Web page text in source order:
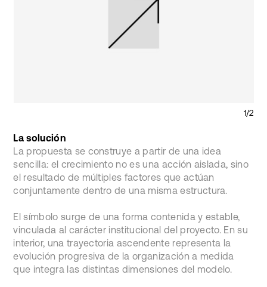
1/2
La solución
La propuesta se construye a partir de una idea
sencilla: el crecimiento no es una acción aislada, sino
el resultado de múltiples factores que actúan
conjuntamente dentro de una misma estructura.
El símbolo surge de una forma contenida y estable,
vinculada al carácter institucional del proyecto. En su
interior, una trayectoria ascendente representa la
evolución progresiva de la organización a medida
que integra las distintas dimensiones del modelo.